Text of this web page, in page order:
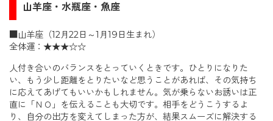
山羊座・水瓶座・魚座
■山羊座（12月22日～1月19日生まれ）
全体運：★★★☆☆
人付き合いのバランスをとっていくときです。ひとりになりた
い、もう少し距離をとりたいなど思うことがあれば、その気持ち
に応えてあげてもいいかもしれません。気が乗らないお誘いは正
直に「ＮＯ」を伝えることも大切です。相手をどうこうするよ
り、自分の出方を変えてしまった方が、結果スムーズに解決する